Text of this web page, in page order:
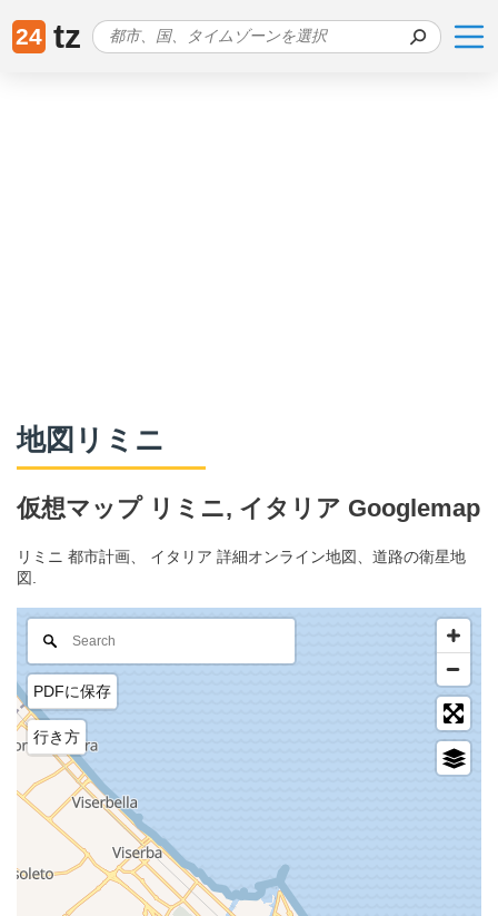
24 tz
地図リミニ
仮想マップ リミニ, イタリア Googlemap
リミニ 都市計画、 イタリア 詳細オンライン地図、道路の衛星地
図.
PDFに保存
行き方